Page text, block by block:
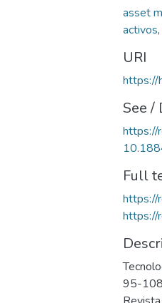
asset
activos,
URI
https://
See /
https://
Full
https://
https://
95-108